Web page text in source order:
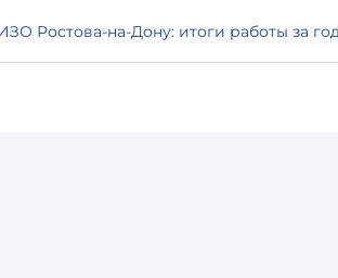
Ростова-на-Дону: итоги работы за